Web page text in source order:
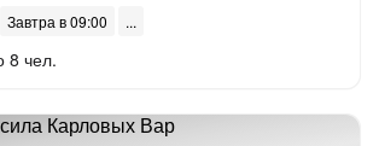
Завтра в 09:00
8 чел.